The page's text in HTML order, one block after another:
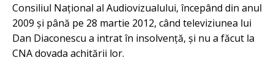
Consiliul Naţional al Audiovizualului, începând din anul
2009 şi până pe 28 martie 2012, când televiziunea lui
Dan Diaconescu a intrat în insolvenţă, şi nu a făcut la
CNA dovada achitării lor.